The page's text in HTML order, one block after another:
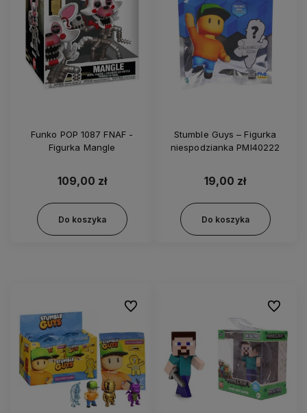
Funko POP 1087 FNAF -
Figurka Mangle
109,00 zł
Do koszyka
Stumble Guys – Figurka
niespodzianka PMI40222
19,00 zł
Do koszyka
Do ulubionych Do